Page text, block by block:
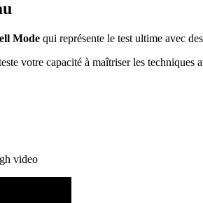
Mode qui représente le test ultime avec
votre capacité à maîtriser les techniques
video